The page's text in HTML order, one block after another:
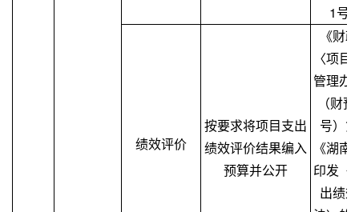
1号
绩效评价
按要求将项目支出
绩效评价结果编入
预算并公开
《财
〈项
管理办
（财
号）
《湖
印发〈
出绩